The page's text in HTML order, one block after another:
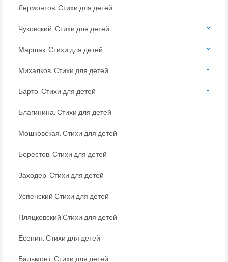
Лермонтов. Стихи для детей
Чуковский. Стихи для детей
Маршак. Стихи для детей
Михалков. Стихи для детей
Барто. Стихи для детей
Благинина. Стихи для детей
Мошковская. Стихи для детей
Берестов. Стихи для детей
Заходер. Стихи для детей
Успенский Стихи для детей
Пляцковский Стихи для детей
Есенин. Стихи для детей
Бальмонт. Стихи для детей